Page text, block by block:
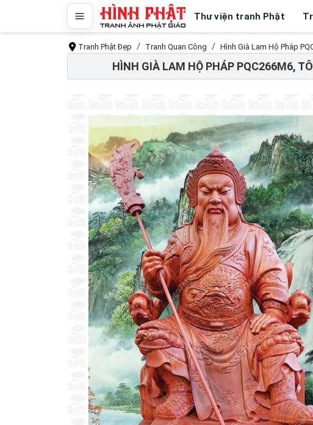
Thư viện tranh Phật
Tranh Phật Đẹp Tranh Quan Công Hình Già Lam Hộ Pháp
HÌNH GIÀ LAM HỘ PHÁP PQC266M6,